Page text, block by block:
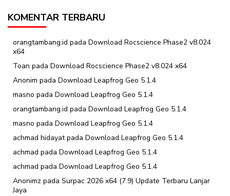
KOMENTAR TERBARU
orangtambang.id pada Download Rocscience Phase2 v8.024
x64
Toan pada Download Rocscience Phase2 v8.024 x64
Anonim pada Download Leapfrog Geo 5.1.4
masno pada Download Leapfrog Geo 5.1.4
orangtambang.id pada Download Leapfrog Geo 5.1.4
masno pada Download Leapfrog Geo 5.1.4
achmad hidayatpada Download Leapfrog Geo 5.1.4
achmad pada Download Leapfrog Geo 5.1.4
achmad pada Download Leapfrog Geo 5.1.4
Anonimz pada Surpac 2026 x64 (7.9) Update Terbaru Lanjar
Jaya